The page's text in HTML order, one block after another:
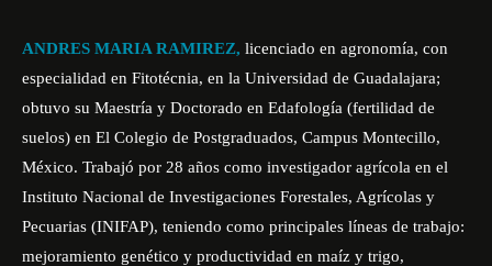
ANDRES MARIA RAMIREZ, licenciado en agronomía, con
especialidad en Fitotécnia, en la Universidad de Guadalajara;
obtuvo su Maestría y Doctorado en Edafología (fertilidad de
suelos) en El Colegio de Postgraduados, Campus Montecillo,
México. Trabajó por 28 años como investigador agrícola en el
Instituto Nacional de Investigaciones Forestales, Agrícolas y
Pecuarias (INIFAP), teniendo como principales líneas de trabajo:
mejoramiento genético y productividad en maíz y trigo,